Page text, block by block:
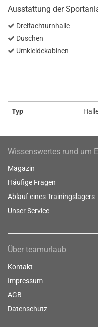
Ausstattung der
Dreifachturnhalle
Duschen
Umkleidekabinen
Typ
Wissenswertes rund um
Magazin
Häufige Fragen
Ablauf eines Trainingslagers
Unser Service
Über teamurlaub
Kontakt
Impressum
AGB
Datenschutz